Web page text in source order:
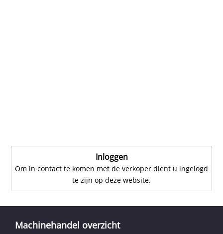
Inloggen
Om in contact te komen met de verkoper dient u ingelogd
te zijn op deze website.
Machinehandel overzicht